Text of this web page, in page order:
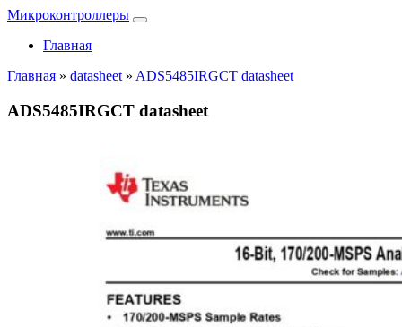
Микроконтроллеры
Главная
Главная » datasheet » ADS5485IRGCT datasheet
ADS5485IRGCT datasheet